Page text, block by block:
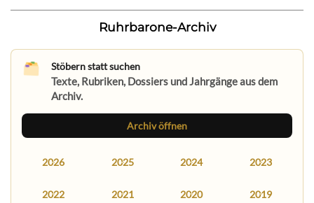
Ruhrbarone-Archiv
Stöbern statt suchen
Texte, Rubriken, Dossiers und Jahrgänge aus dem
Archiv.
Archiv öffnen
2026 2025 2024 2023
2022 2021 2020 2019